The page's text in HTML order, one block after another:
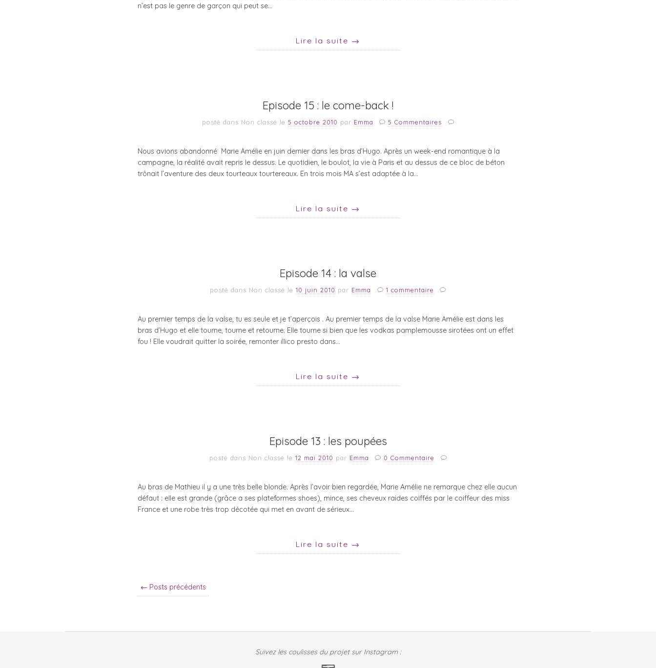
n’est pas le genre de garçon qui peut se…
Lire la suite →
Episode 15 : le come-back !
posté dans Non classé le 5 octobre 2010 par Emma 5 Commentaires
Nous avions abandonné Marie Amélie en juin dernier dans les bras d’Hugo. Après un week-end romantique à la
campagne, la réalité avait repris le dessus. Le quotidien, le boulot, la vie à Paris et au dessus de ce bloc de béton
trônait l’aventure des deux tourteaux tourtereaux. En trois mois MA s’est adaptée à la…
Lire la suite →
Episode 14 : la valse
posté dans Non classé le10 juin 2010 par Emma 1 commentaire
Au premier temps de la valse, tu es seule et je t’aperçois . Au premier temps de la valse Marie Amélie est dans les
bras d’Hugo et elle tourne, tourne et retourne. Elle tourne si bien que les vodkas pamplemousse sirotées ont un effet
fou ! Elle voudrait quitter la soirée, remonter illico presto dans…
Lire la suite →
Episode 13 : les poupées
posté dans Non classé le 12 mai 2010 par Emma 0 Commentaire
Au bras de Mathieu il y a une très belle blonde. Après l’avoir bien regardée, Marie Amélie ne remarque chez elle aucun
défaut : elle est grande (grâce a ses plateformes shoes), mince, ses cheveux raides coiffés par le coiffeur des miss
France et une robe très trop décotée qui met en avant de sérieux…
Lire la suite →
← Posts précédents
Suivez les coulisses du projet sur Instagram :